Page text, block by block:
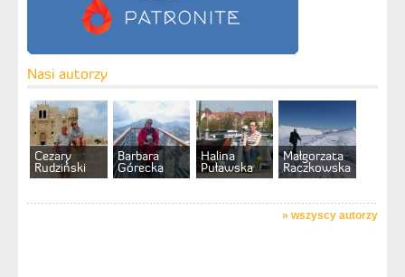
Nasi autorzy
Cezary
Rudziński
Barbara
Górecka
Halina
Puławska
Małgorzata
Raczkowska
» wszyscy autorzy